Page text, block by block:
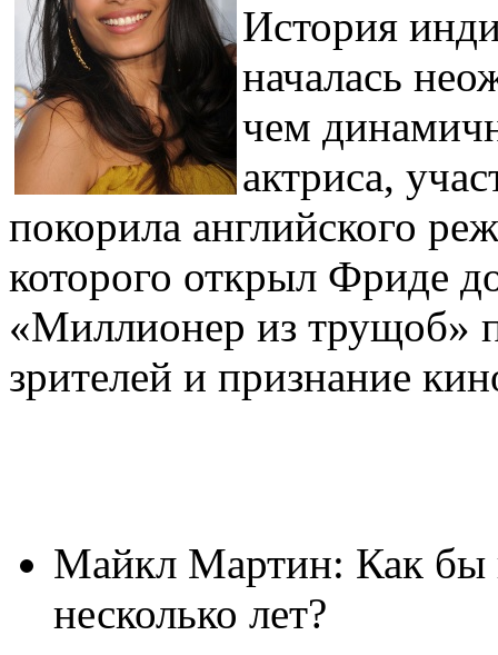
История
началась
чем
актриса,
покорила английского
которого открыл Фриде
«Миллионер из трущоб»
зрителей и признание
Майкл Мартин: Как бы
несколько лет?